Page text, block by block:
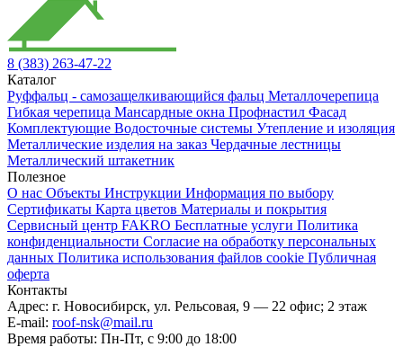
8 (383) 263-47-22
Каталог
Руффальц - самозащелкивающийся фальц Металлочерепица
Гибкая черепица Мансардные окна Профнастил Фасад
Комплектующие Водосточные системы Утепление и изоляция
Металлические изделия на заказ Чердачные лестницы
Металлический штакетник
Полезное
О нас Объекты Инструкции Информация по выбору
Сертификаты Карта цветов Материалы и покрытия
Сервисный центр FAKRO Бесплатные услуги Политика
конфиденциальности Согласие на обработку персональных
данных Политика использования файлов cookie Публичная
оферта
Контакты
Адрес: г. Новосибирск, ул. Рельсовая, 9 — 22 офис; 2 этаж
E-mail: roof-nsk@mail.ru
Время работы: Пн-Пт, с 9:00 до 18:00